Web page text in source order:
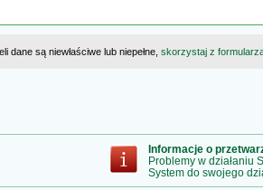
dane są niewłaściwe lub niepełne, skorzystaj z
Informacje o
Problemy w działaniu
System do swojego